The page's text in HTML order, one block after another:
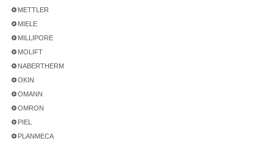
METTLER
MIELE
MILLIPORE
MOLIFT
NABERTHERM
OKIN
OMANN
OMRON
PIEL
PLANMECA